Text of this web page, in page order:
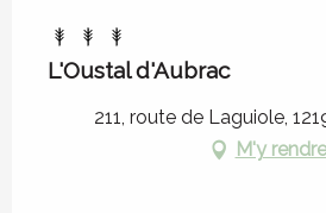
L'Oustal d'Aubrac
211, route de Laguiole,
M'y rendre